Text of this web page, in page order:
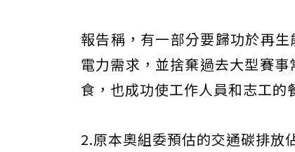
報告稱，有一部分要歸功於再
電力需求，並捨棄過去大型賽
食，也成功使工作人員和志工的
2.原本奧組委預估的交通碳排放